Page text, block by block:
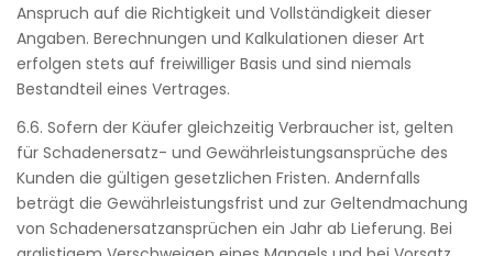
Anspruch auf die Richtigkeit und Vollständigkeit dieser
Angaben. Berechnungen und Kalkulationen dieser Art
erfolgen stets auf freiwilliger Basis und sind niemals
Bestandteil eines Vertrages.
6.6. Sofern der Käufer gleichzeitig Verbraucher ist, gelten
für Schadenersatz- und Gewährleistungsansprüche des
Kunden die gültigen gesetzlichen Fristen. Andernfalls
beträgt die Gewährleistungsfrist und zur Geltendmachung
von Schadenersatzansprüchen ein Jahr ab Lieferung. Bei